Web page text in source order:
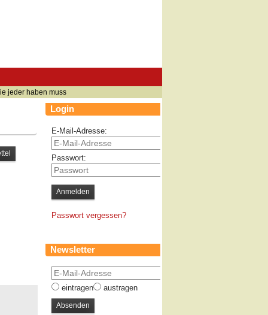
jeder haben muss
Login
E-Mail-Adresse:
Passwort:
Passwort vergessen?
Newsletter
eintragen austragen